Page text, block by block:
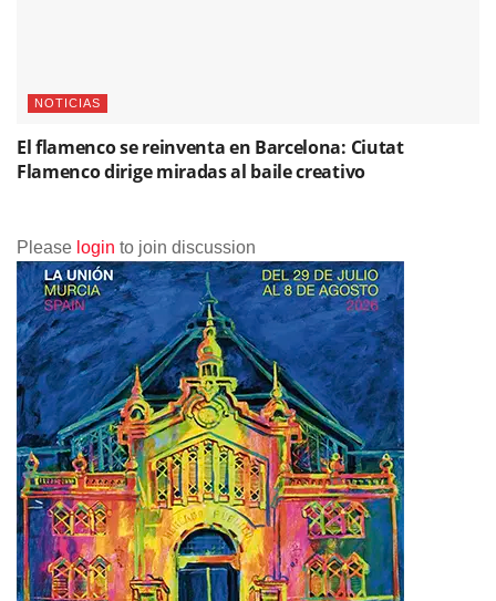
NOTICIAS
El flamenco se reinventa en Barcelona: Ciutat
Flamenco dirige miradas al baile creativo
Please login to join discussion